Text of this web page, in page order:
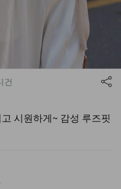
여름 잠옷 장마템 기
건
시원하게~ 감성 루즈핏